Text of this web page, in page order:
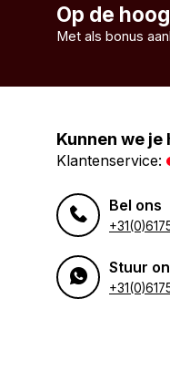
Op de
Met als bonus
Kunnen we je
Klantenservice:
Bel ons
Stuur